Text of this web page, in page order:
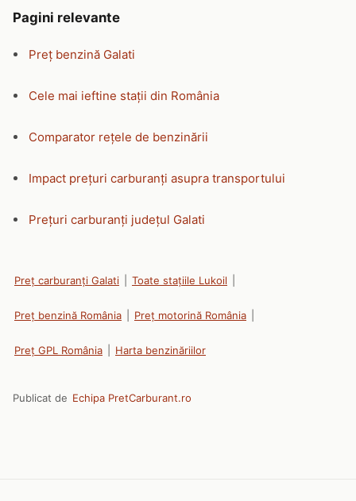
Pagini relevante
Preț benzină Galati
Cele mai ieftine stații din România
Comparator rețele de benzinării
Impact prețuri carburanți asupra transportului
Prețuri carburanți județul Galati
Preț carburanți Galati Toate stațiile Lukoil
Preț benzină România Preț motorină România
Preț GPL România Harta benzinăriilor
Publicat de Echipa PretCarburant.ro